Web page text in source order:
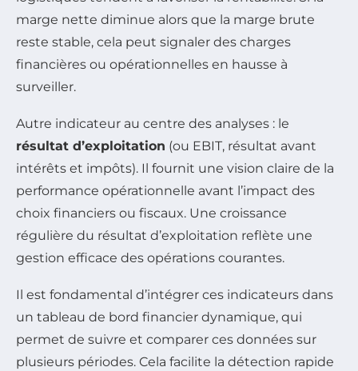
marge nette diminue alors que la marge brute
reste stable, cela peut signaler des charges
financières ou opérationnelles en hausse à
surveiller.
Autre indicateur au centre des analyses : le
résultat d’exploitation (ou EBIT, résultat avant
intérêts et impôts). Il fournit une vision claire de la
performance opérationnelle avant l’impact des
choix financiers ou fiscaux. Une croissance
régulière du résultat d’exploitation reflète une
gestion efficace des opérations courantes.
Il est fondamental d’intégrer ces indicateurs dans
un tableau de bord financier dynamique, qui
permet de suivre et comparer ces données sur
plusieurs périodes. Cela facilite la détection rapide